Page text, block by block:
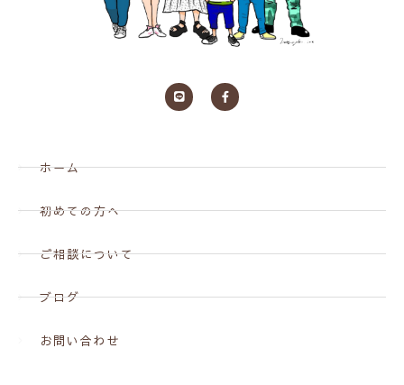
ホーム
初めての方へ
ご相談について
ブログ
お問い合わせ